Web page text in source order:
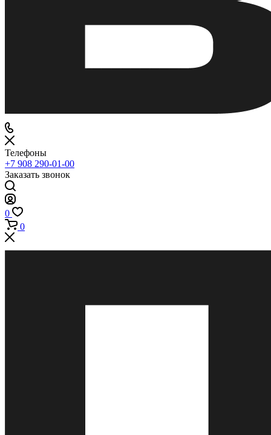
Телефоны
+7 908 290-01-00
Заказать звонок
0
0